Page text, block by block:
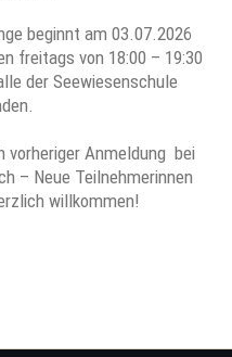
beginnt am 03.07.2026
freitags von 18:00 – 19:30
der Seewiesenschule
vorheriger Anmeldung bei
– Neue Teilnehmerinnen
willkommen!